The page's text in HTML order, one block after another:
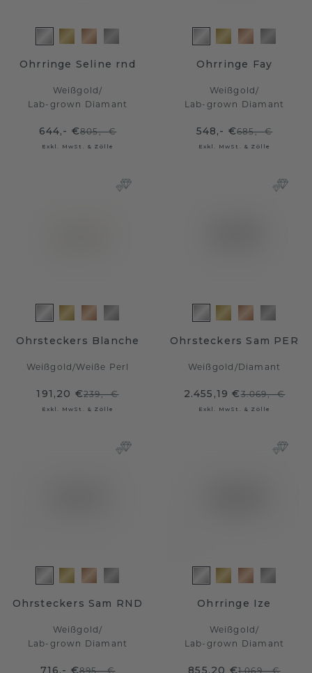
Ohrringe Seline rnd
Weißgold/
Lab-grown Diamant
644,- €805,- €
Exkl. MwSt. & Zölle
Ohrringe Fay
Weißgold/
Lab-grown Diamant
548,- €685,- €
Exkl. MwSt. & Zölle
Ohrsteckers Blanche
Weißgold/Weiße Perl
191,20 €239,- €
Exkl. MwSt. & Zölle
Ohrsteckers Sam PER
Weißgold /Diamant
2.455,19 €3.069,- €
Exkl. MwSt. & Zölle
Ohrsteckers Sam RND
Weißgold/
Lab-grown Diamant
716,- €895,- €
Ohrringe Ize
Weißgold/
Lab-grown Diamant
855,20 €1.069,- €